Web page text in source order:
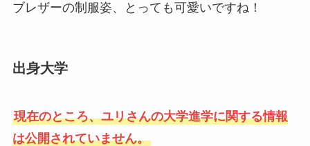
ブレザーの制服姿、とっても可愛いですね！
出身大学
現在のところ、ユリさんの大学進学に関する情報
は公開されていません。